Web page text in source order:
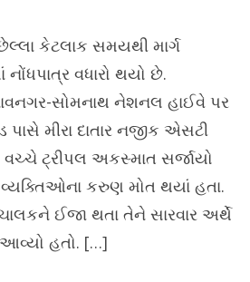
કેટલાક સમયથી માર્ગ
વધારો થયો છે.
સોમનાથ નેશનલ હાઈવે પર
પાસે મીરા દાતાર નજીક એસટી
ટ્રીપલ અકસ્માત સર્જાયો
વ્યક્તિઓના કરુણ મોત થયાં હતા.
ઈજા થતા તેને સારવાર અર્થે
આવ્યો હતો. […]